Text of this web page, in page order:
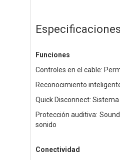
Funciones
Controles en el cable:
Reconocimiento
Quick Disconnect:
Protección auditiva:
sonido
Conectividad